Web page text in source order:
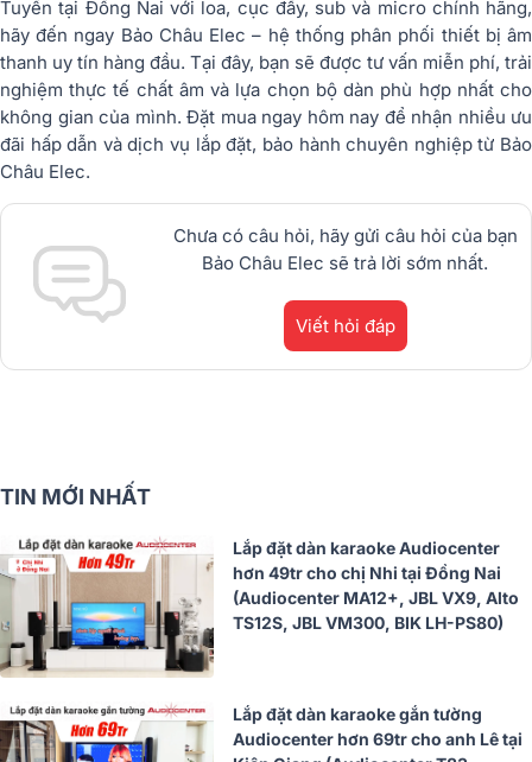
Tuyền tại Đồng Nai với loa, cục đẩy, sub và micro chính hãng,
hãy đến ngay Bảo Châu Elec – hệ thống phân phối thiết bị âm
thanh uy tín hàng đầu. Tại đây, bạn sẽ được tư vấn miễn phí, trải
nghiệm thực tế chất âm và lựa chọn bộ dàn phù hợp nhất cho
không gian của mình. Đặt mua ngay hôm nay để nhận nhiều ưu
đãi hấp dẫn và dịch vụ lắp đặt, bảo hành chuyên nghiệp từ Bảo
Châu Elec.
Chưa có câu hỏi, hãy gửi câu hỏi của bạn
Bảo Châu Elec sẽ trả lời sớm nhất.
Viết hỏi đáp
TIN MỚI NHẤT
Lắp đặt dàn karaoke Audiocenter
hơn 49tr cho chị Nhi tại Đồng Nai
(Audiocenter MA12+, JBL VX9, Alto
TS12S, JBL VM300, BIK LH-PS80)
Lắp đặt dàn karaoke gắn tường
Audiocenter hơn 69tr cho anh Lê tại